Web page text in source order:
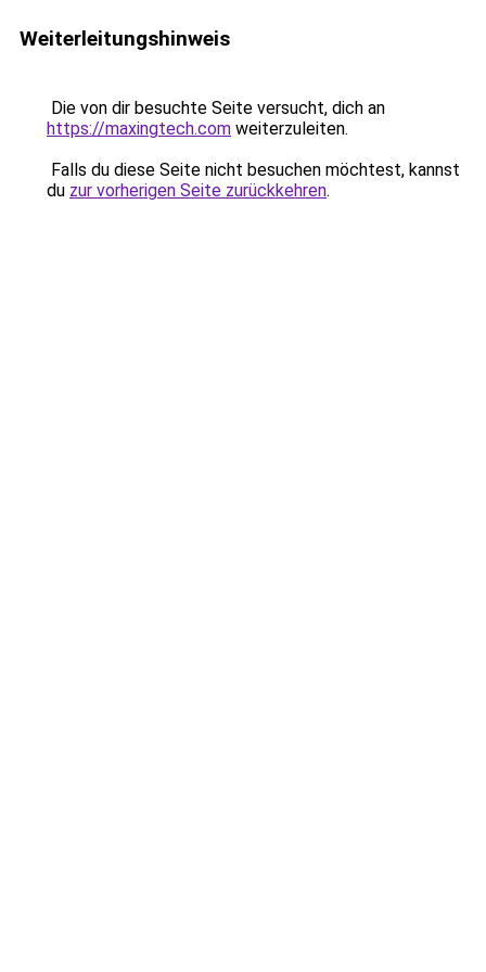
Weiterleitungshinweis
Die von dir besuchte Seite versucht, dich an
https://maxingtech.com weiterzuleiten.
Falls du diese Seite nicht besuchen möchtest, kannst
du zur vorherigen Seite zurückkehren.